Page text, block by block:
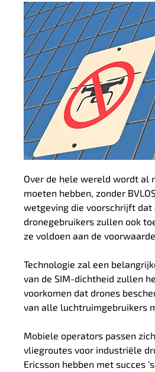
Over de hele wereld wordt al
moeten hebben, zonder
wetgeving die voorschrijft dat
dronegebruikers zullen ook
ze voldoen aan de
Technologie zal een
van de SIM-dichtheid zullen
voorkomen dat drones
van alle luchtruimgebruikers
Mobiele operators passen
vliegroutes voor industriële
Ericsson hebben met succes